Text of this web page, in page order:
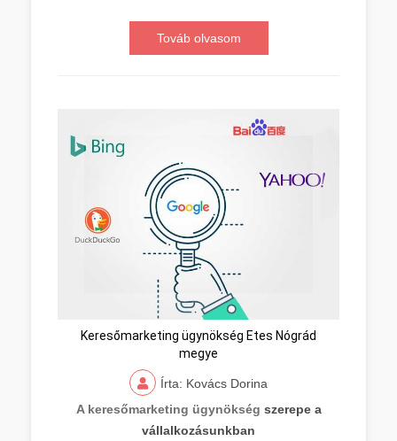
Továb olvasom
Keresőmarketing ügynökség Etes Nógrád
megye
Írta: Kovács Dorina
A keresőmarketing ügynökség szerepe a
vállalkozásunkban